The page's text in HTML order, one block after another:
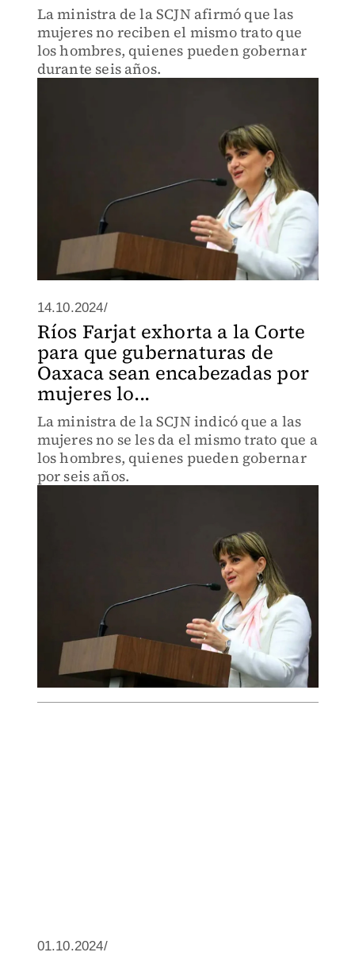
La ministra de la SCJN afirmó que las
mujeres no reciben el mismo trato que
los hombres, quienes pueden gobernar
durante seis años.
14.10.2024/
Ríos Farjat exhorta a la Corte
para que gubernaturas de
Oaxaca sean encabezadas por
mujeres lo...
La ministra de la SCJN indicó que a las
mujeres no se les da el mismo trato que a
los hombres, quienes pueden gobernar
por seis años.
01.10.2024/